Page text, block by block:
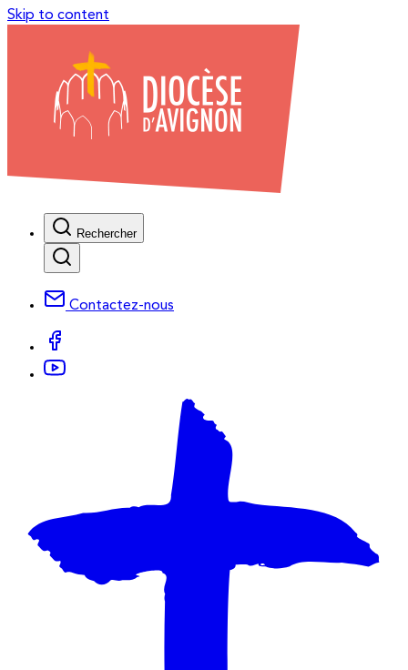
Skip to content
Rechercher
Contactez-nous